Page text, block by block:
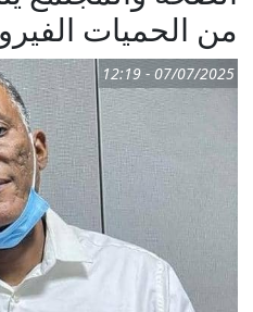
من الحميات
07/07/2025 - 12:19